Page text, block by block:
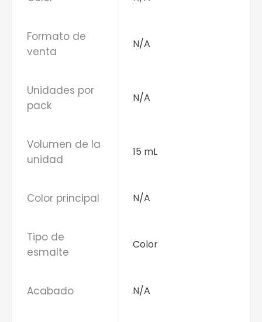
Formato de
venta
N/A
Unidades por
pack
N/A
Volumen de la
unidad
15 mL
Color principal N/A
Tipo de
esmalte
Color
Acabado N/A